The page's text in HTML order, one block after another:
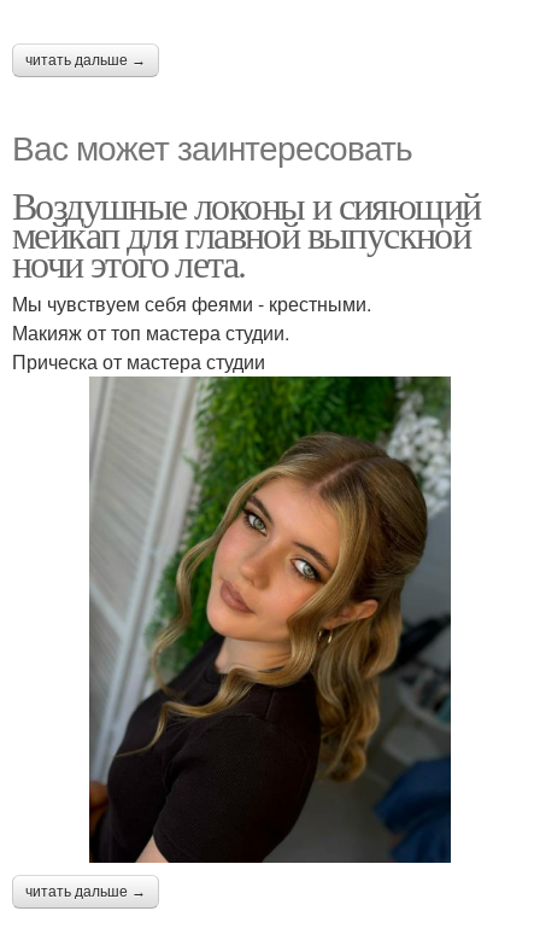
читать дальше →
Вас может заинтересовать
Воздушные локоны и сияющий
мейкап для главной выпускной
ночи этого лета.
Мы чувствуем себя феями - крестными.
Макияж от топ мастера студии.
Прическа от мастера студии
читать дальше →